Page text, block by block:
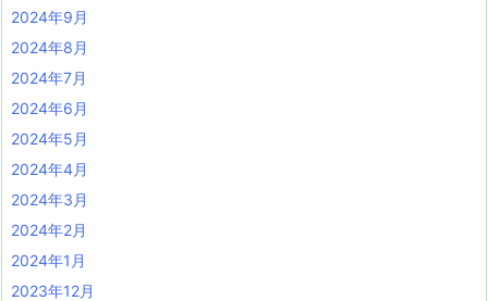
2024年9月
2024年8月
2024年7月
2024年6月
2024年5月
2024年4月
2024年3月
2024年2月
2024年1月
2023年12月